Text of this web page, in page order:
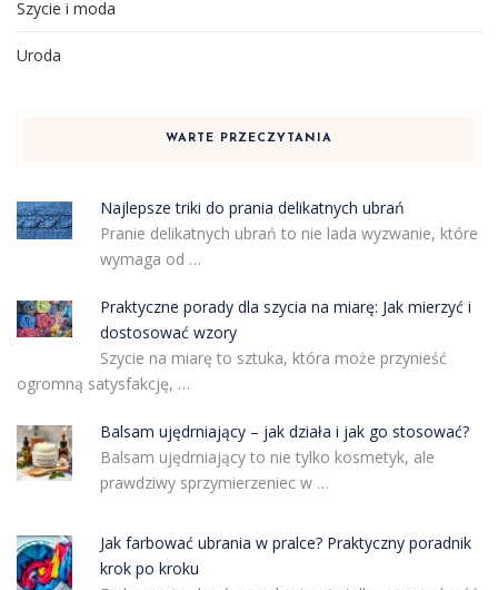
Szycie i moda
Uroda
WARTE PRZECZYTANIA
Najlepsze triki do prania delikatnych ubrań
Pranie delikatnych ubrań to nie lada wyzwanie, które
wymaga od …
Praktyczne porady dla szycia na miarę: Jak mierzyć i
dostosować wzory
Szycie na miarę to sztuka, która może przynieść
ogromną satysfakcję, …
Balsam ujędrniający – jak działa i jak go stosować?
Balsam ujędrniający to nie tylko kosmetyk, ale
prawdziwy sprzymierzeniec w …
Jak farbować ubrania w pralce? Praktyczny poradnik
krok po kroku